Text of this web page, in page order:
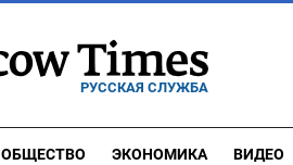
РУССКАЯ СЛУЖБА
ОБЩЕСТВО ЭКОНОМИКА ВИДЕО